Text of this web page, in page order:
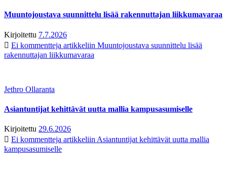
Muuntojoustava suunnittelu lisää rakennuttajan liikkumavaraa
Kirjoitettu 7.7.2026
Ei kommentteja artikkeliin Muuntojoustava suunnittelu lisää
rakennuttajan liikkumavaraa
Jethro Ollaranta
Asiantuntijat kehittävät uutta mallia kampusasumiselle
Kirjoitettu 29.6.2026
Ei kommentteja artikkeliin Asiantuntijat kehittävät uutta mallia
kampusasumiselle